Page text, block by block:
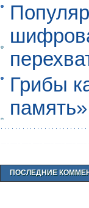
Грибы
ПОСЛЕДНИЕ